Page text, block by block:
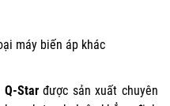
máy biến áp khác
Q-Starđược sản xuất chuyên